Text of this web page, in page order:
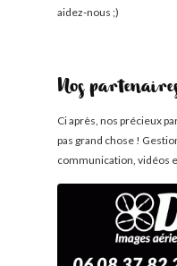
aidez-nous ;)
Nos
Ci après, nos précieux
pas grand chose !
communication, vidéos